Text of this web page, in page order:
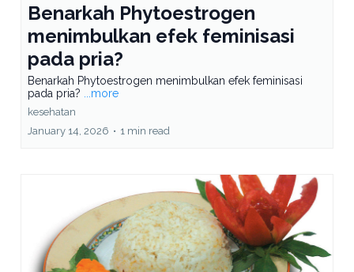
Benarkah Phytoestrogen
menimbulkan efek feminisasi
pada pria?
Benarkah Phytoestrogen menimbulkan efek feminisasi
pada pria?
...more
kesehatan
January 14, 2026 • 1 min read